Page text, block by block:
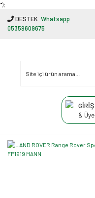
"');
DESTEK Whatsapp
05359609675
&